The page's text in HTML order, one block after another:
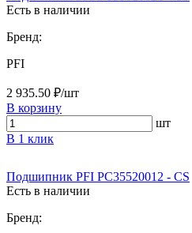
Есть в наличии
Бренд:
PFI
2 935.50 ₽/шт
В корзину
шт
В 1 клик
Подшипник PFI PC35520012 - CS
Есть в наличии
Бренд: